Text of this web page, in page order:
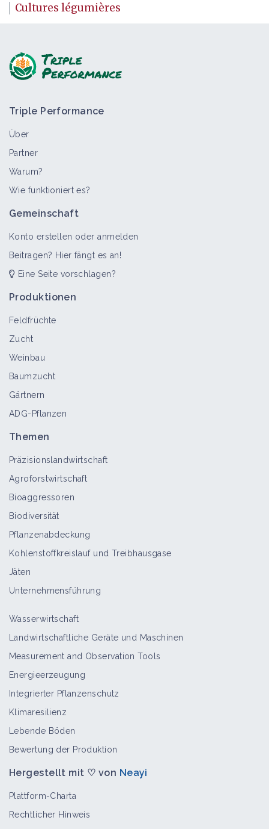
Cultures légumières
Triple Performance
Über
Partner
Warum?
Wie funktioniert es?
Gemeinschaft
Konto erstellen oder anmelden
Beitragen? Hier fängt es an!
Eine Seite vorschlagen?
Produktionen
Feldfrüchte
Zucht
Weinbau
Baumzucht
Gärtnern
ADG-Pflanzen
Themen
Präzisionslandwirtschaft
Agroforstwirtschaft
Bioaggressoren
Biodiversität
Pflanzenabdeckung
Kohlenstoffkreislauf und Treibhausgase
Jäten
Unternehmensführung
Wasserwirtschaft
Landwirtschaftliche Geräte und Maschinen
Measurement and Observation Tools
Energieerzeugung
Integrierter Pflanzenschutz
Klimaresilienz
Lebende Böden
Bewertung der Produktion
Hergestellt mit ♡ von Neayi
Plattform-Charta
Rechtlicher Hinweis